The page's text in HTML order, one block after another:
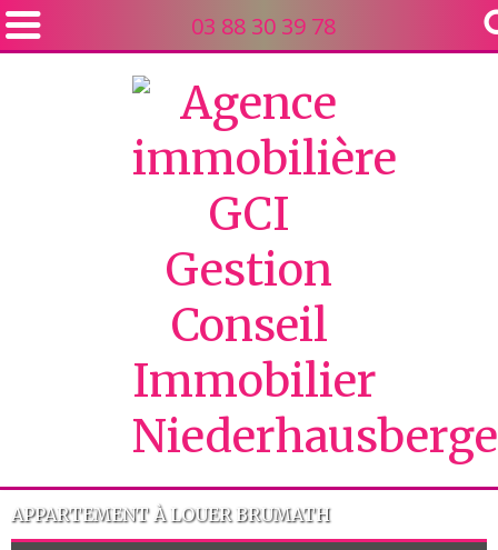
03 88 30 39 78
APPARTEMENT À LOUER BRUMATH